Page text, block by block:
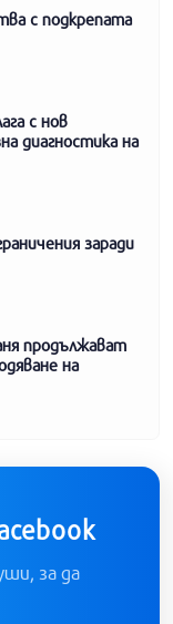
с подкрепата
с нов
диагностика на
заради
продължават
на
за да